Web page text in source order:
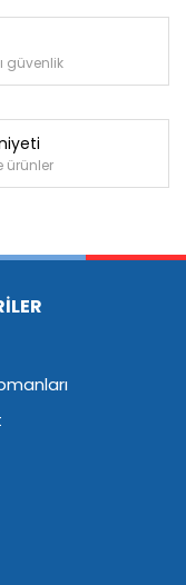
güvenlik
ürünler